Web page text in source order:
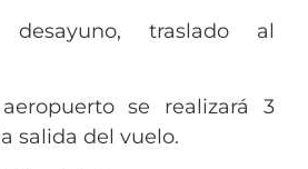
desayuno, traslado al
se realizará 3
salida del vuelo.